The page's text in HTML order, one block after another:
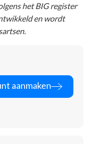
het BIG register
en wordt
aanmaken